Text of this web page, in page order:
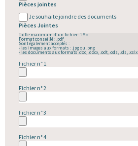
Pièces jointes
Je souhaite joindre des documents
Pièces Jointes
Taille maximum d'un fichier: 1Mo
Format conseillé : .pdf
Sont également acceptés :
- les images aux formats : .jpg ou .png
- les documents aux formats .doc, .docx, .odt, .ods, .xls, .xslx
Fichier n° 1
Fichier n° 2
Fichier n° 3
Fichier n° 4